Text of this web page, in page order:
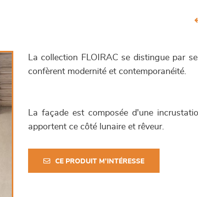
La collection FLOIRAC se distingue par
confèrent modernité et contemporanéité.
La façade est composée d'une
apportent ce côté lunaire et rêveur.
CE PRODUIT M'INTÉRESSE